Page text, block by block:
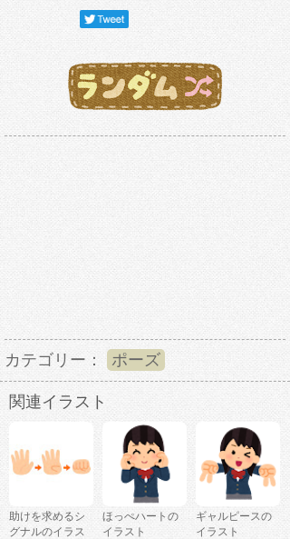
カテゴリー： ポーズ
関連イラスト
助けを求めるシ
グナルのイラス
ほっぺハートの
イラスト
ギャルピースの
イラスト